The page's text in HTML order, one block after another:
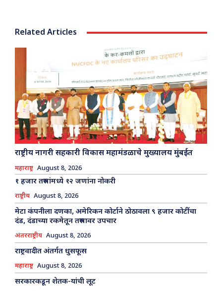
Related Articles
राष्ट्रीय नागरी सहकारी विकास महामंडळाचे मुख्यालय मुंबईत
महाराष्ट्र August 8, 2026
१ हजार तरुणांमध्ये १२ जणांना नोकरी
राष्ट्रीय August 8, 2026
मेटा कंपनीला दणका, अमेरिकन कोर्टाने ठोठावला ९ हजार कोटींचा
दंड, दंडाच्या रकमेतून तरुणावर उपचार
अंतरराष्ट्रीय August 8, 2026
राष्ट्रवादीत अंतर्गत धुसफूस
महाराष्ट्र August 8, 2026
सरकारकडून शेतक-यांची लूट